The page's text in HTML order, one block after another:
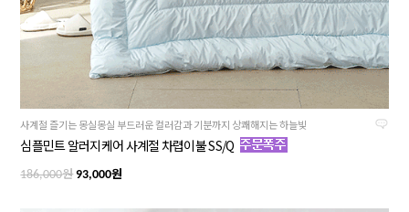
사계절 즐기는 몽실몽실 부드러운 컬러감과 기분까지 상쾌해지는 하늘빛
심플민트 알러지케어 사계절 차렵이불 SS/Q
186,000원93,000원